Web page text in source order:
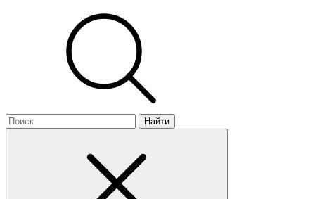
Найти